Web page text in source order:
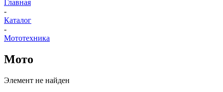
Главная
-
Каталог
-
Мототехника
Мото
Элемент не найден